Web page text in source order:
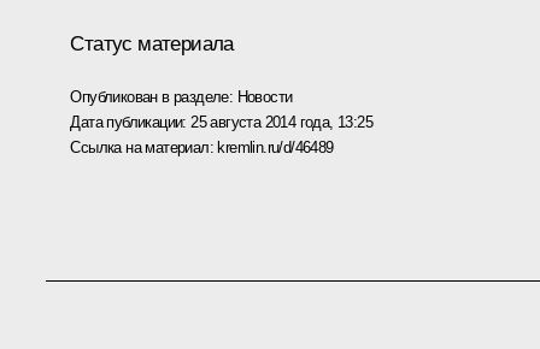
Статус материала
Опубликован в разделе: Новости
Дата публикации: 25 августа 2014 года, 13:25
Ссылка на материал: kremlin.ru/d/46489